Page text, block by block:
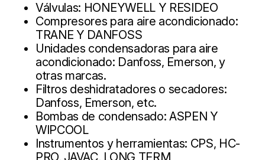
Válvulas: HONEYWELL Y RESIDEO
Compresores para aire acondicionado:
TRANE Y DANFOSS
Unidades condensadoras para aire
acondicionado: Danfoss, Emerson, y
otras marcas.
Filtros deshidratadores o secadores:
Danfoss, Emerson, etc.
Bombas de condensado: ASPEN Y
WIPCOOL
Instrumentos y herramientas: CPS, HC-
PRO, JAVAC, LONG TERM